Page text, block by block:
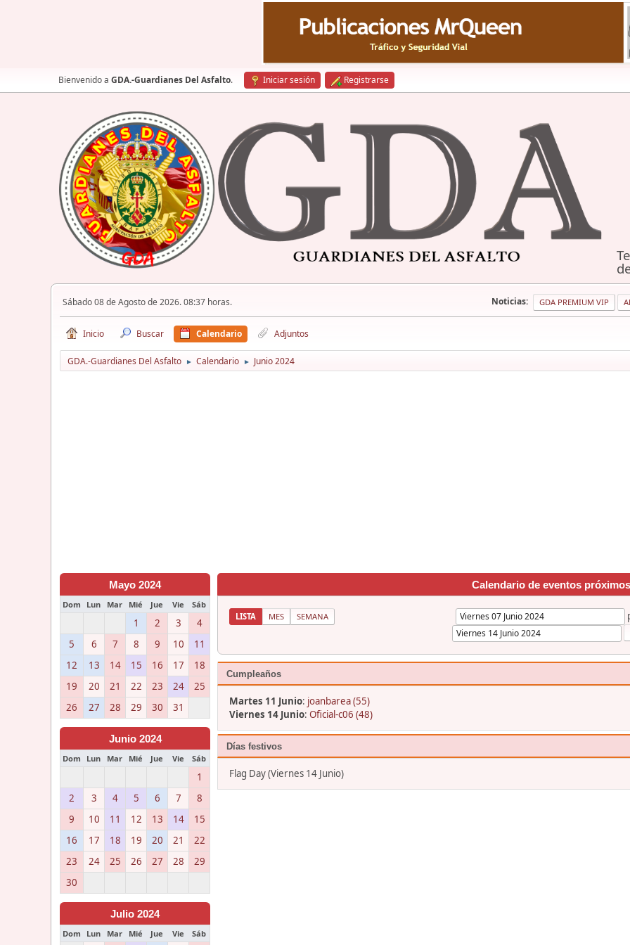
Bienvenido a GDA.-Guardianes Del Asfalto. Iniciar sesión Registrarse
Sábado 08 de Agosto de 2026. 08:37 horas. Noticias: GDA PREMIUM VIP
Inicio Buscar Calendario Adjuntos
GDA.-Guardianes Del Asfalto ► Calendario ► Junio 2024
Mayo 2024
Dom Lun Mar Mié Jue Vie Sáb
1 2 3
4
5
6 7 8 9 10
11
12
13 14 15 16 17
18
19
20 21 22 23 24
25
26
27 28 29 30 31
Junio 2024
Dom Lun Mar Mié Jue Vie Sáb
1
2
3 4 5 6 7
8
9
10 11 12 13 14
15
16
17 18 19 20 21
22
23
24 25 26 27 28
29
30
Julio 2024
Dom Lun Mar Mié Jue Vie Sáb
Calendario de eventos próximos
LISTA MES SEMANA
Cumpleaños
Martes 11 Junio: joanbarea (55)
Viernes 14 Junio: Oficial-c06 (48)
Días festivos
Flag Day (Viernes 14 Junio)